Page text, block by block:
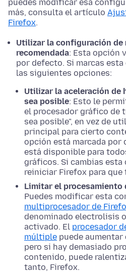
puedes modificar esa
más, consulta el artículo
Firefox.
Utilizar la configuración de
recomendada: Esta opción
por defecto. Si marcas
las siguientes opciones:
Utilizar la aceleración de
sea posible: Esto le
el procesador gráfico de
sea posible", en vez de
principal para cierto
opción está marcada por
está disponible para
gráficos. Si cambias
reiniciar Firefox para que
Limitar el procesamiento
Puedes modificar esta
multiprocesador de
denominado electrolisis o
activado. El procesador
múltiple puede
pero si hay demasiado
contenido, puede
tanto, Firefox.